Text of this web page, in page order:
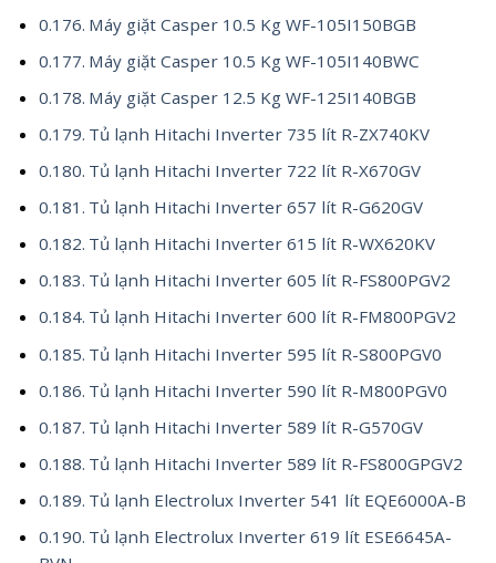
Máy giặt Casper 10.5 Kg WF-105I150BGB
Máy giặt Casper 10.5 Kg WF-105I140BWC
Máy giặt Casper 12.5 Kg WF-125I140BGB
Tủ lạnh Hitachi Inverter 735 lít R-ZX740KV
Tủ lạnh Hitachi Inverter 722 lít R-X670GV
Tủ lạnh Hitachi Inverter 657 lít R-G620GV
Tủ lạnh Hitachi Inverter 615 lít R-WX620KV
Tủ lạnh Hitachi Inverter 605 lít R-FS800PGV2
Tủ lạnh Hitachi Inverter 600 lít R-FM800PGV2
Tủ lạnh Hitachi Inverter 595 lít R-S800PGV0
Tủ lạnh Hitachi Inverter 590 lít R-M800PGV0
Tủ lạnh Hitachi Inverter 589 lít R-G570GV
Tủ lạnh Hitachi Inverter 589 lít R-FS800GPGV2
Tủ lạnh Electrolux Inverter 541 lít EQE6000A-B
Tủ lạnh Electrolux Inverter 619 lít ESE6645A-